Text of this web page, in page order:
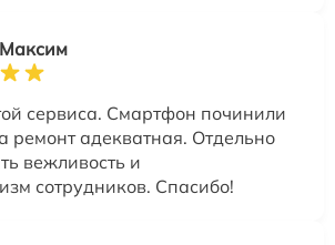
сервиса. Смартфон починили
ремонт адекватная. Отдельно
вежливость и
сотрудников. Спасибо!